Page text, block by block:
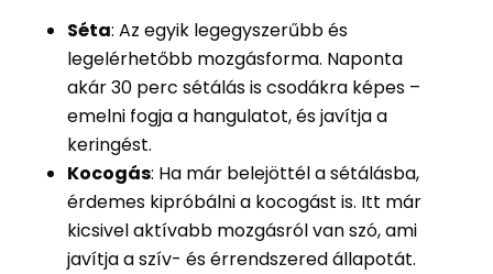
Séta: Az egyik legegyszerűbb és
legelérhetőbb mozgásforma. Naponta
akár 30 perc sétálás is csodákra képes –
emelni fogja a hangulatot, és javítja a
keringést.
Kocogás: Ha már belejöttél a sétálásba,
érdemes kipróbálni a kocogást is. Itt már
kicsivel aktívabb mozgásról van szó, ami
javítja a szív- és érrendszered állapotát.